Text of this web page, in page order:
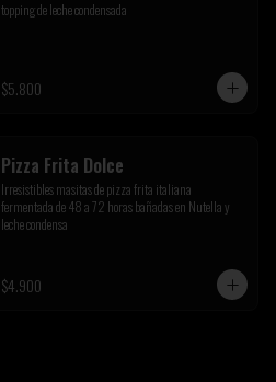
topping de leche condensada
$5.800
Pizza Frita Dolce
Irresistibles masitas de pizza frita italiana
fermentada de 48 a 72 horas bañadas en Nutella y
leche condensa
$4.900